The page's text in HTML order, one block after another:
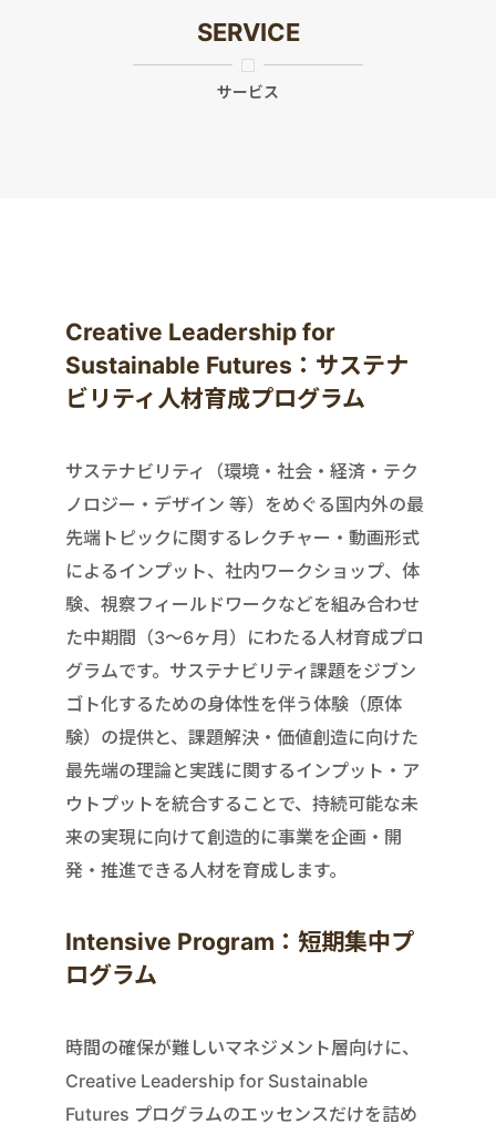
SERVICE
サービス
Creative Leadership for
Sustainable Futures：サステナ
ビリティ人材育成プログラム
サステナビリティ（環境・社会・経済・テク
ノロジー・デザイン 等）をめぐる国内外の最
先端トピックに関するレクチャー・動画形式
によるインプット、社内ワークショップ、体
験、視察フィールドワークなどを組み合わせ
た中期間（3〜6ヶ月）にわたる人材育成プロ
グラムです。サステナビリティ課題をジブン
ゴト化するための身体性を伴う体験（原体
験）の提供と、課題解決・価値創造に向けた
最先端の理論と実践に関するインプット・ア
ウトプットを統合することで、持続可能な未
来の実現に向けて創造的に事業を企画・開
発・推進できる人材を育成します。
Intensive Program：短期集中プ
ログラム
時間の確保が難しいマネジメント層向けに、
Creative Leadership for Sustainable
Futures プログラムのエッセンスだけを詰め